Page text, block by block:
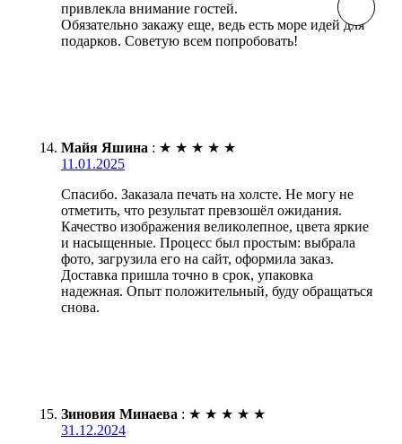
привлекла внимание гостей.
Обязательно закажу еще, ведь есть море идей для
подарков. Советую всем попробовать!
Майя Яшина : ★ ★ ★ ★ ★
11.01.2025
Спасибо. Заказала печать на холсте. Не могу не
отметить, что результат превзошёл ожидания.
Качество изображения великолепное, цвета яркие
и насыщенные. Процесс был простым: выбрала
фото, загрузила его на сайт, оформила заказ.
Доставка пришла точно в срок, упаковка
надежная. Опыт положительный, буду обращаться
снова.
Зиновия Минаева : ★ ★ ★ ★ ★
31.12.2024